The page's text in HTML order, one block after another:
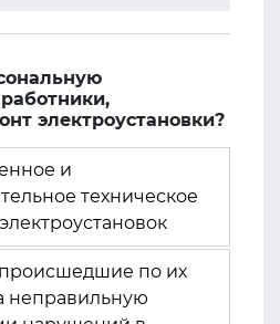
электроустановки?
и
техническое
по их
неправильную